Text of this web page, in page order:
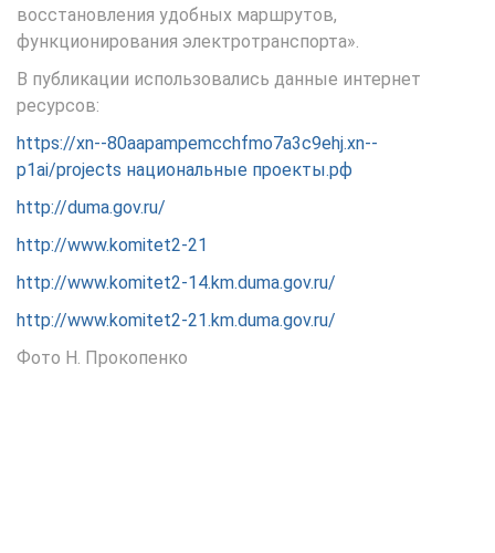
восстановления удобных маршрутов,
функционирования электротранспорта».
В публикации использовались данные интернет
ресурсов:
https://xn--80aapampemcchfmo7a3c9ehj.xn--
p1ai/projects национальные проекты.рф
http://duma.gov.ru/
http://www.komitet2-21
http://www.komitet2-14.km.duma.gov.ru/
http://www.komitet2-21.km.duma.gov.ru/
Фото Н. Прокопенко